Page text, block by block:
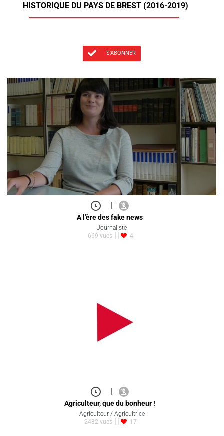
HISTORIQUE DU PAYS DE BREST (2016-2019)
S'ABONNER
A l'ère des fake news
Journaliste
669 vues
4
|
Agriculteur, que du bonheur !
Agriculteur / Agricultrice
2432 vues
17